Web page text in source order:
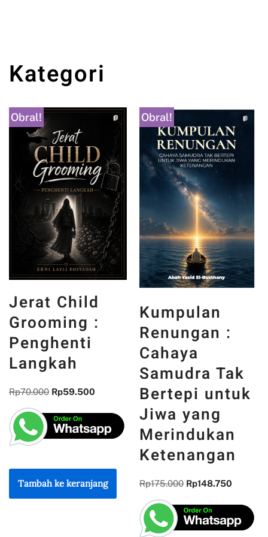
Kategori
Obral!
Kumpulan
Renungan :
Cahaya
Samudra Tak
Bertepi untuk
Jiwa yang
Merindukan
Rp175.000 Rp148.750
Obral!
Untuk Masa
Depan :
Secercah
Kontribusi
dari Bidang
Informatika
Rp85.000 Rp72.250
Tambah ke keranjang